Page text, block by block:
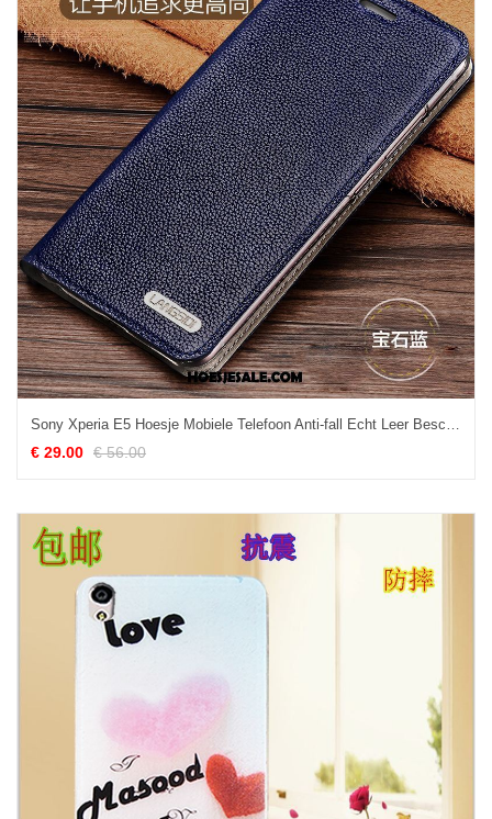
Sony Xperia E5 Hoesje Mobiele Telefoon Anti-fall Echt Leer Bescherming Donkerblauw Kopen
€ 29.00 € 56.00